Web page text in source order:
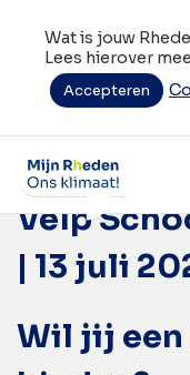
Wat is jouw
Lees hierover
Accepteren
Wat is jouw Rheden
Tag:Heel
Velp
| 13 juli
Wil jij een